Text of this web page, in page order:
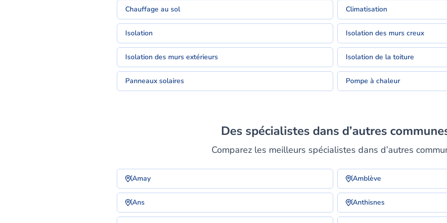
Chauffage au sol Climatisation
Isolation Isolation des murs creux
Isolation des murs extérieurs Isolation de la toiture
Panneaux solaires Pompe à chaleur
Des spécialistes dans d’autres
Comparez les meilleurs spécialistes dans d’autres
Amay Amblève
Ans Anthisnes